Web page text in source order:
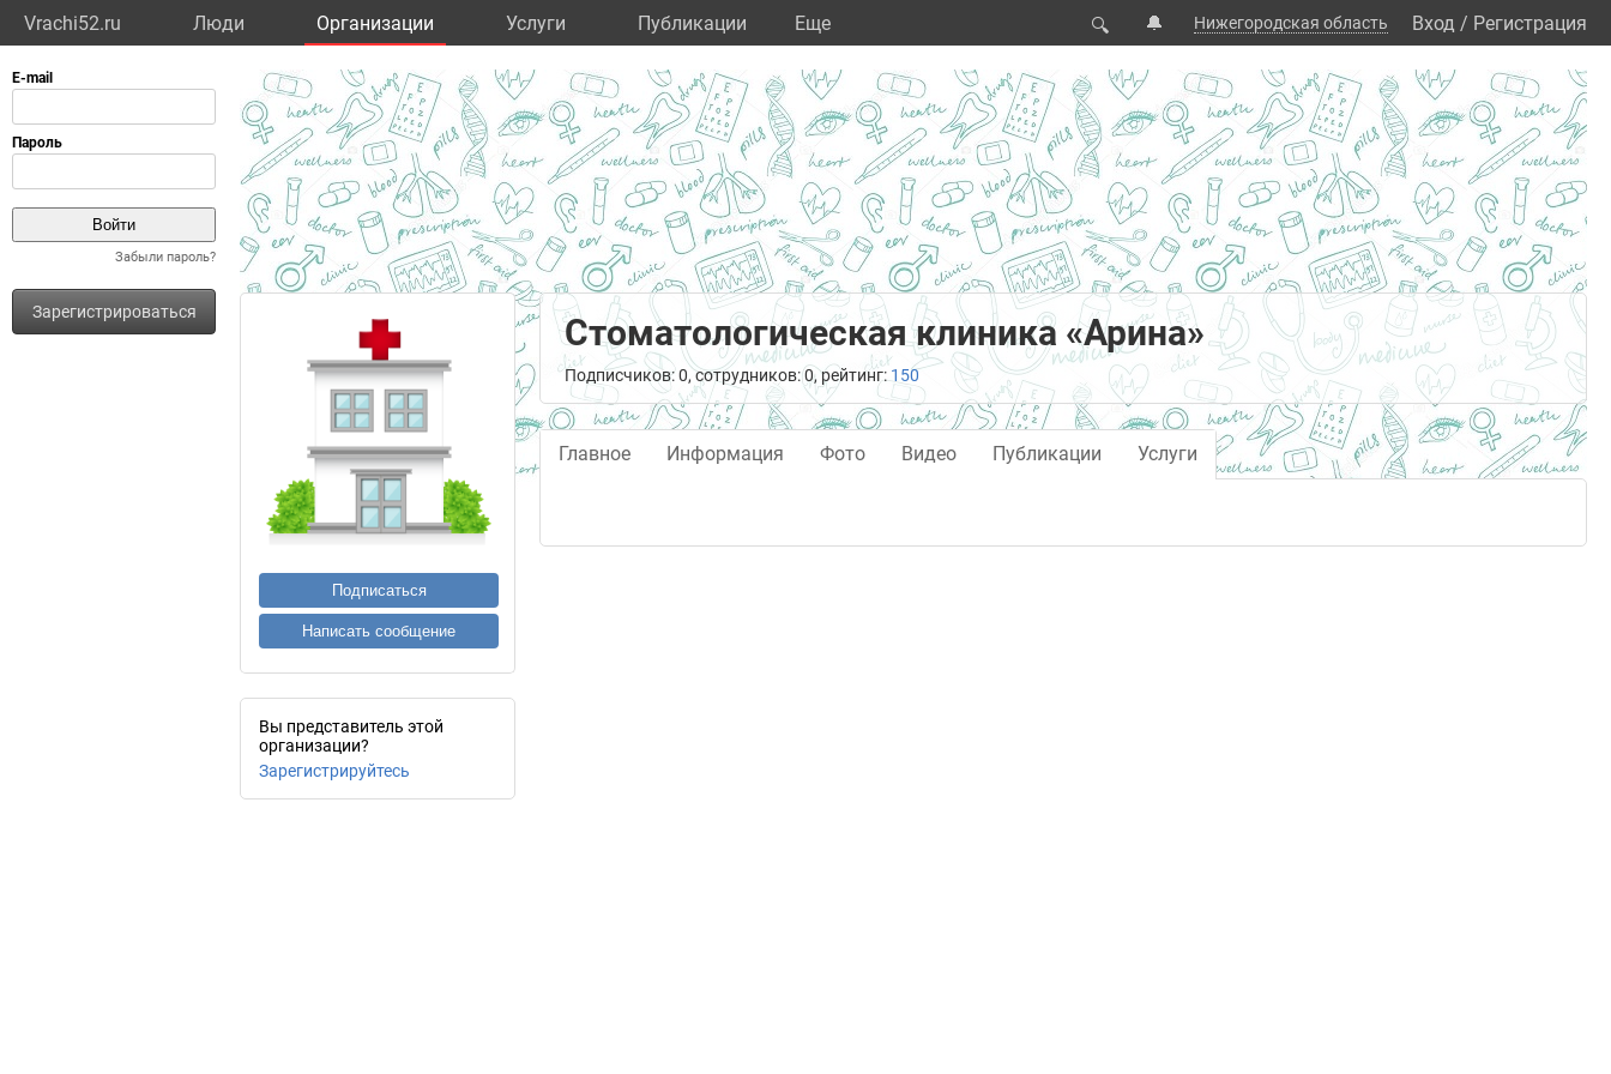
Vrachi52.ru Люди Организации Услуги Публикации Eще 🔍 🔔 Нижегородская область Вход / Регистрация
Забыли пароль?
Зарегистрироваться
Подписаться
Написать сообщение
Вы представитель этой
организации?
Зарегистрируйтесь
Стоматологическая клиника «Арина»
Подписчиков: 0, сотрудников: 0, рейтинг: 150
Главное Информация Фото Видео Публикации Услуги